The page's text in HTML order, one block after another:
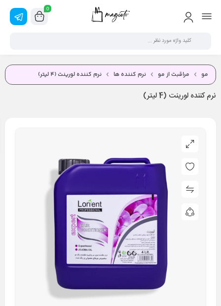
0
مو مراقبت از مو نرم کننده ها نرم کننده لورینت (4 ليتر)
نرم کننده لورینت (4 ليتر)